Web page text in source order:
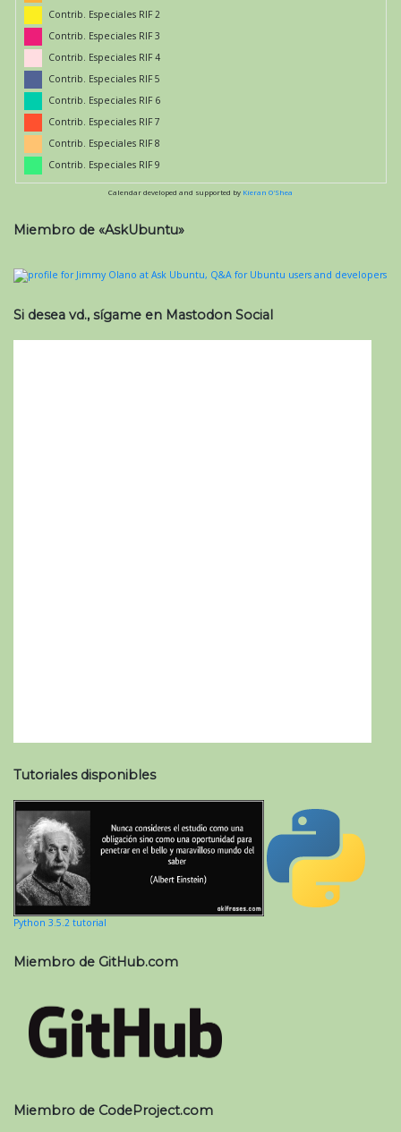
Contrib. Especiales RIF 2
Contrib. Especiales RIF 3
Contrib. Especiales RIF 4
Contrib. Especiales RIF 5
Contrib. Especiales RIF 6
Contrib. Especiales RIF 7
Contrib. Especiales RIF 8
Contrib. Especiales RIF 9
Calendar developed and supported by Kieran O'Shea
Miembro de «AskUbuntu»
Si desea vd., sígame en Mastodon Social
Tutoriales disponibles
Python 3.5.2 tutorial
Miembro de GitHub.com
Miembro de CodeProject.com